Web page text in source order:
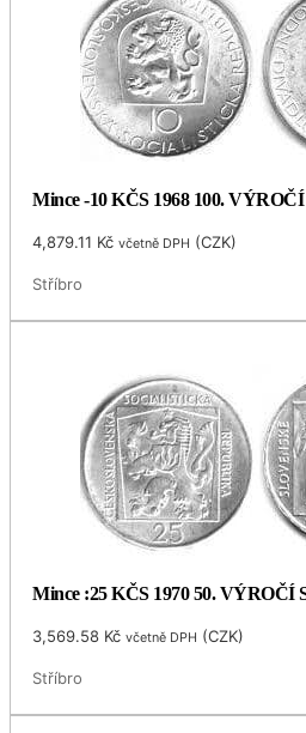
Mince -10 KČS 1968 100.
4,879.11 Kč včetně DPH (CZK)
Stříbro
Mince :25 KČS 1970 50.
3,569.58 Kč včetně DPH (CZK)
Stříbro